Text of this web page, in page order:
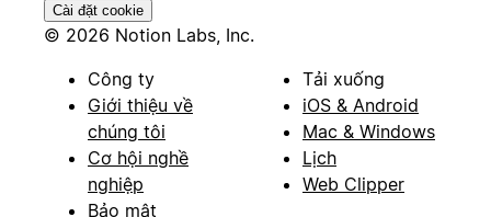
Cài đặt cookie
© 2026 Notion Labs, Inc.
Công ty
Giới thiệu về
chúng tôi
Cơ hội nghề
nghiệp
Bảo mật
Tải xuống
iOS & Android
Mac & Windows
Lịch
Web Clipper